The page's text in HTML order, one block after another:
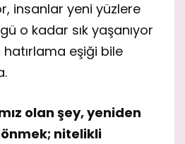
insanlar yeni yüzlere
o kadar sık yaşanıyor
hatırlama eşiği bile
olan şey, yeniden
nitelikli